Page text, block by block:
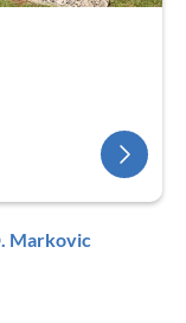
Markovic